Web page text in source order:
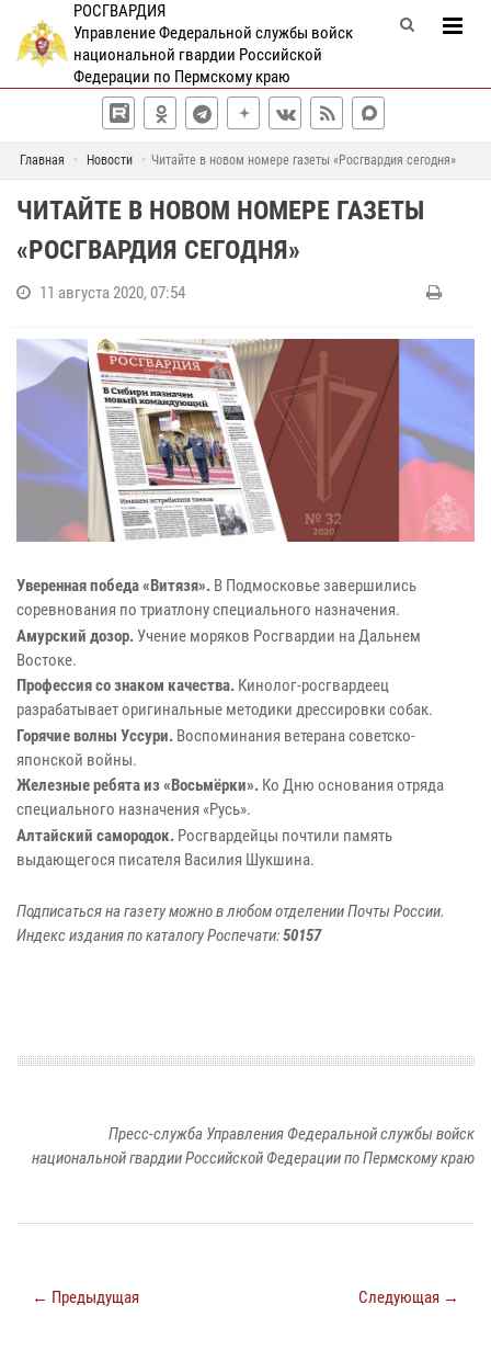
РОСГВАРДИЯ
Управление Федеральной службы войск
национальной гвардии Российской
Федерации по Пермскому краю
Главная Новости Читайте в новом номере газеты «Росгвардия сегодня»
ЧИТАЙТЕ В НОВОМ НОМЕРЕ ГАЗЕТЫ
«РОСГВАРДИЯ СЕГОДНЯ»
11 августа 2020, 07:54
Уверенная победа «Витязя». В Подмосковье завершились
соревнования по триатлону специального назначения.
Амурский дозор. Учение моряков Росгвардии на Дальнем
Востоке.
Профессия со знаком качества. Кинолог-росгвардеец
разрабатывает оригинальные методики дрессировки собак.
Горячие волны Уссури. Воспоминания ветерана советско-
японской войны.
Железные ребята из «Восьмёрки». Ко Дню основания отряда
специального назначения «Русь».
Алтайский самородок. Росгвардейцы почтили память
выдающегося писателя Василия Шукшина.
Подписаться на газету можно в любом отделении Почты России.
Индекс издания по каталогу Роспечати:50157
Пресс-служба Управления Федеральной службы войск
национальной гвардии Российской Федерации по Пермскому краю
← Предыдущая Следующая →